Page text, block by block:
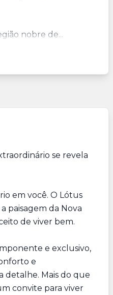
nobre de...
se revela
em você. O Lótus
paisagem da Nova
de viver bem.
e exclusivo,
e
detalhe. Mais do que
convite para viver